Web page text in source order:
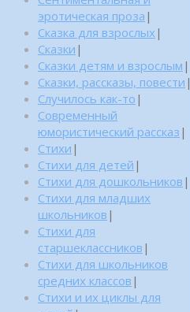
эротическая проза |
Сказка для взрослых |
Сказки |
Сказки детям и взрослым |
Сказки, рассказы, повести |
Случилось как-то |
Современный
юмористический рассказ |
Стихи |
Стихи для детей |
Стихи для дошкольников |
Стихи для младших
школьников |
Стихи для
старшеклассников |
Стихи для школьников
средних классов |
Стихи и их циклы для